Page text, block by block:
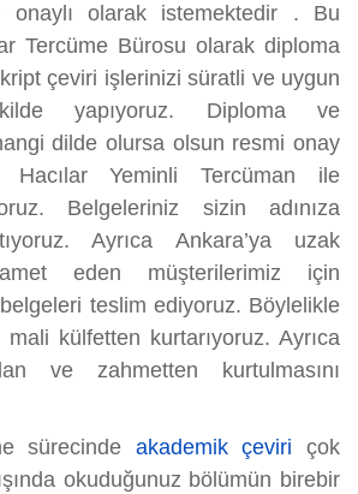
onaylı olarak istemektedir . Bu
Tercüme Bürosu olarak diploma
çeviri işlerinizi süratli ve uygun
yapıyoruz. Diploma ve
dilde olursa olsun resmi onay
Hacılar Yeminli Tercüman ile
Belgeleriniz sizin adınıza
Ayrıca Ankara’ya uzak
eden müşterilerimiz için
teslim ediyoruz. Böylelikle
külfetten kurtarıyoruz. Ayrıca
ve zahmetten kurtulmasını
sürecinde akademik çeviri çok
okuduğunuz bölümün birebir